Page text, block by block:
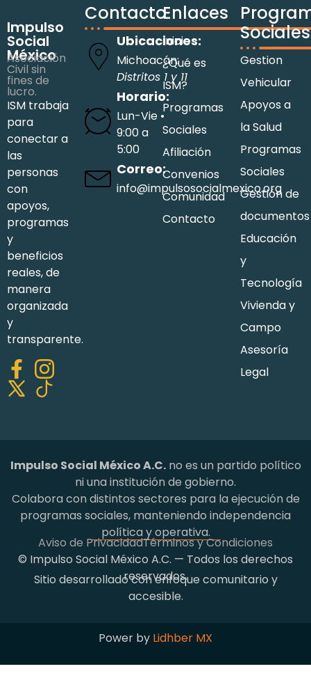
Impulso
Social
México
Asociación
Civil sin
fines de
lucro.
ISM trabaja
para
conectar a
las
personas
con
apoyos,
programas
y
beneficios
reales, de
manera
organizada
y
transparente.
Contacto
Ubicaciones:
Michoacán:
Distritos 1 y 11
Horario:
Lun-Vie •
9:00 a
5:00
Correo:
info@impulsosocialmexico.org
Enlaces
Inicio
¿Qué es
ISM?
Programas
Sociales
Afiliación
Convenios
Comunidad
Contacto
Sociales
Gestion
Vehicular
Apoyos a
la Salud
Programas
Sociales
Gestión de
documentos
Educación
y
Tecnología
Vivienda y
Campo
Asesoría
Legal
Impulso Social México A.C.no es un partido político
ni una institución de gobierno.
Colabora con distintos sectores para la ejecución de
programas sociales, manteniendo independencia
política y operativa.
Aviso de PrivacidadTérminos y Condiciones
© Impulso Social México A.C. — Todos los derechos
reservados.
Sitio desarrollado con enfoque comunitario y
accesible.
Power by Lidhber MX